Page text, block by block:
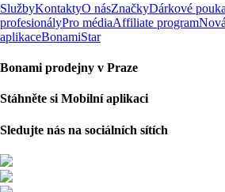
SlužbyKontaktyO násZnačkyDárkové
profesionályPro médiaAffiliate program
aplikaceBonamiStar
Bonami prodejny v Praze
Stáhněte si Mobilní aplikaci
Sledujte nás na sociálních sítích